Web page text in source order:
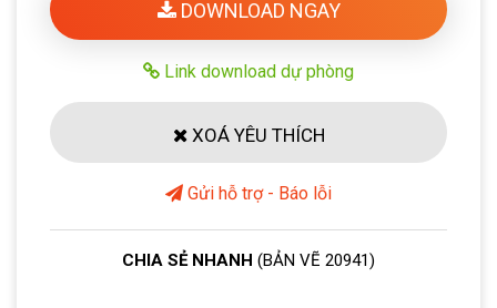
DOWNLOAD NGAY
Link download dự phòng
XOÁ YÊU THÍCH
Gửi hỗ trợ - Báo lỗi
CHIA SẺ NHANH (BẢN VẼ 20941)